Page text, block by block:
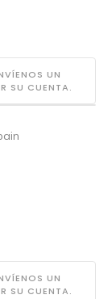
UN
SU CUENTA.
UN
SU CUENTA.